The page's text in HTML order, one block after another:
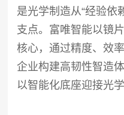
是光学制造从“经验依
支点。富唯智能以镜
核心，通过精度、效
企业构建高韧性智造
以智能化底座迎接光